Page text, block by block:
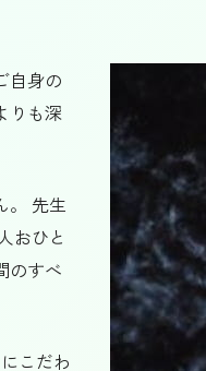
自身の
りも深
。 先生
おひと
のすべ
こだわ